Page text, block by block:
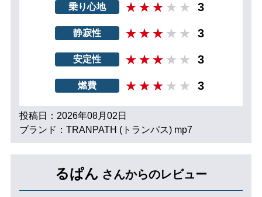
乗り心地 3
静寂性 3
安定性 3
燃費 3
投稿日：2026年08月02日
ブランド：TRANPATH (トランパス) mp7
るぱん さんからのレビュー